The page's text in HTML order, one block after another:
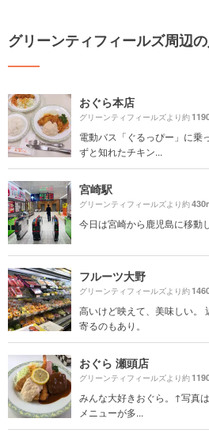
グリーンティフィールズ周辺
おぐら本店
グリーンティフィールズより約
電動バス「ぐるっぴー」に乗
ずと知れたチキン...
宮崎駅
グリーンティフィールズより約
今日は宮崎から鹿児島に移動
フルーツ大野
グリーンティフィールズより約
高いけど映えて、美味しい。
寄るのもあり。
おぐら 瀬頭店
グリーンティフィールズより約
みんな大好きおぐら。↑写真
メニューが多...